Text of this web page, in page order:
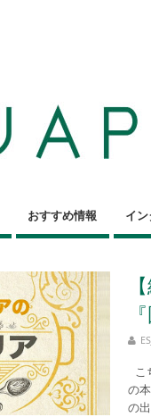
おすすめ情報 イ
こ
の
の